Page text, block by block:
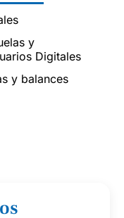
y
Digitales
y balances